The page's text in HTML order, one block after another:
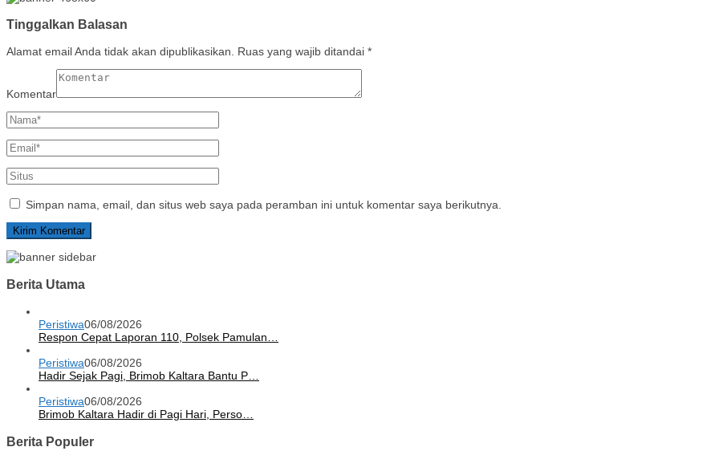
Tinggalkan Balasan
Alamat email Anda tidak akan dipublikasikan. Ruas yang wajib ditandai *
Komentar
Simpan nama, email, dan situs web saya pada peramban ini untuk komentar saya berikutnya.
Berita Utama
Peristiwa06/08/2026
Respon Cepat Laporan 110, Polsek Pamulan…
Peristiwa06/08/2026
Hadir Sejak Pagi, Brimob Kaltara Bantu P…
Peristiwa06/08/2026
Brimob Kaltara Hadir di Pagi Hari, Perso…
Berita Populer